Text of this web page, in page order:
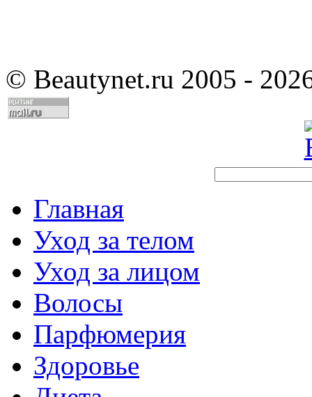
© Beautynet.ru 2005 -
Главная
Уход за телом
Уход за лицом
Волосы
Парфюмерия
Здоровье